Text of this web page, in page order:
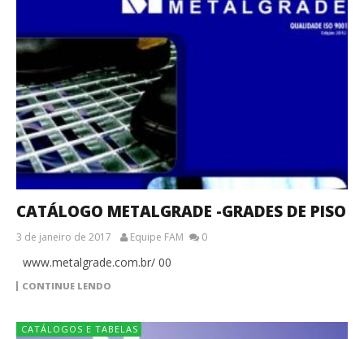
CATÁLOGO METALGRADE -GRADES DE PISO
3 de janeiro de 2017 Equipe FAM 0
www.metalgrade.com.br/ 00
CONTINUE LENDO
CATÁLOGOS E TABELAS